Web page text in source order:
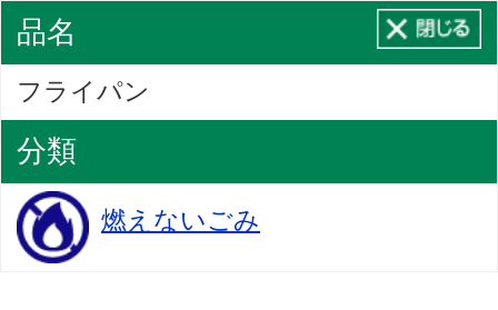
品名
フライパン
分類
燃えないごみ